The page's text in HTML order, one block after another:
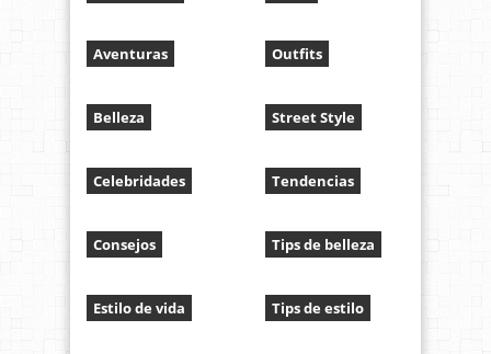
Aventuras
Belleza
Celebridades
Consejos
Estilo de vida
Outfits
Street Style
Tendencias
Tips de belleza
Tips de estilo